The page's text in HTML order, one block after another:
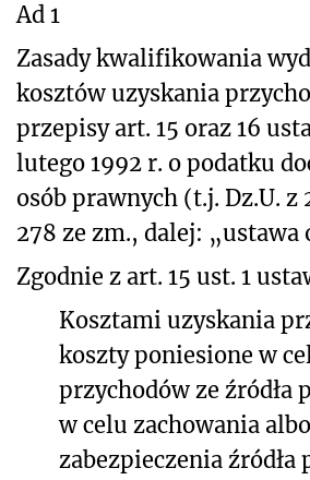
Ad 1
Zasady kwalifikowania
kosztów uzyskania
przepisy art. 15 oraz 16
lutego 1992 r. o podatku
osób prawnych (t.j. Dz.U. z
278 ze zm., dalej: „ustawa
Zgodnie z art. 15 ust. 1
Kosztami uzyskania
koszty poniesione w
przychodów ze źródła
w celu zachowania albo
zabezpieczenia źródła